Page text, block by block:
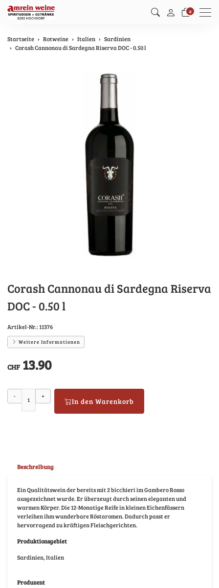
0 Menu
Startseite Rotweine Italien
Sardinien
Corash Cannonau di Sardegna Riserva DOC - 0.50 l
Corash Cannonau di Sardegna Riserva
DOC - 0.50 l
Artikel-Nr.:11376
Weitere Informationen
CHF 13.90
- +
In den Warenkorb
Beschreibung
Ein Qualitätswein der bereits mit 2 bicchieri im Gambero Rosso
ausgezeichnet wurde. Er überzeugt durch seinen eleganten und
warmen Körper. Die 12-Monatige Reife in kleinen Eichenfässern
verleihen ihm wunderbare Röstaromen. Dadurch passt er
hervorragend zu kräftigen Fleischgerichten.
Produktionsgebiet
Sardinien, Italien
Produzent